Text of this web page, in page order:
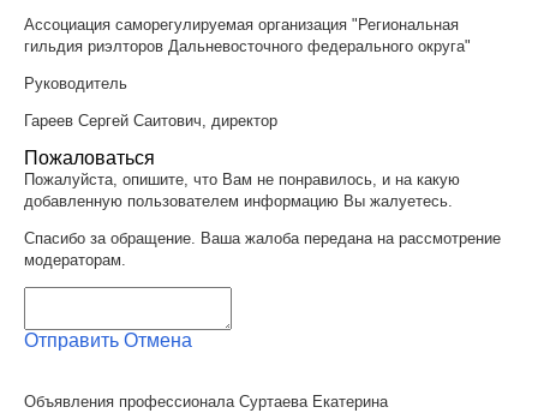
Ассоциация саморегулируемая организация "Региональная
гильдия риэлторов Дальневосточного федерального округа"
Руководитель
Гареев Сергей Саитович, директор
Пожаловаться
Пожалуйста, опишите, что Вам не понравилось, и на какую
добавленную пользователем информацию Вы жалуетесь.
Спасибо за обращение. Ваша жалоба передана на рассмотрение
модераторам.
Отправить Отмена
Объявления профессионала Суртаева Екатерина